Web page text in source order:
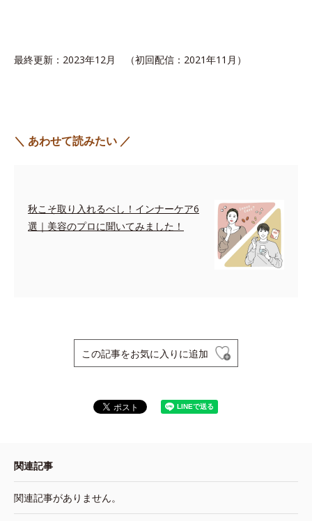
最終更新：2023年12月 （初回配信：2021年11月）
＼ あわせて読みたい ／
秋こそ取り入れるべし！インナーケア6
選｜美容のプロに聞いてみました！
この記事をお気に入りに追加
関連記事
関連記事がありません。